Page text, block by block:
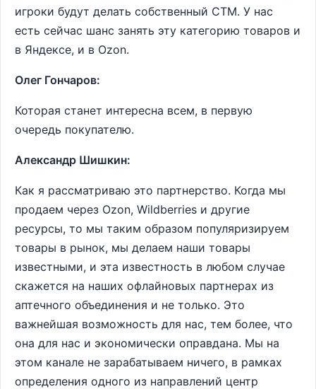
игроки будут делать собственный СТМ. У нас
есть сейчас шанс занять эту категорию товаров и
в Яндексе, и в Оzon.
Олег Гончаров:
Которая станет интересна всем, в первую
очередь покупателю.
Александр Шишкин:
Как я рассматриваю это партнерство. Когда мы
продаем через Оzon, Wildberries и другие
ресурсы, то мы таким образом популяризируем
товары в рынок, мы делаем наши товары
известными, и эта известность в любом случае
скажется на наших офлайновых партнерах из
аптечного объединения и не только. Это
важнейшая возможность для нас, тем более, что
она для нас и экономически оправдана. Мы на
этом канале не зарабатываем ничего, в рамках
определения одного из направлений центр